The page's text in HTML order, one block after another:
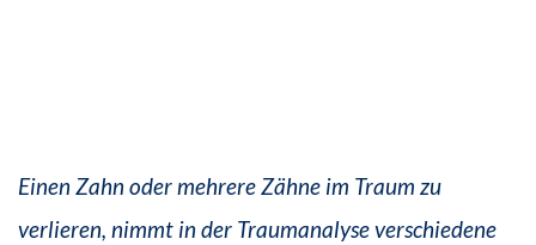
Einen Zahn oder mehrere Zähne im Traum zu
verlieren, nimmt in der Traumanalyse verschiedene